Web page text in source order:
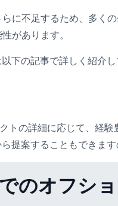
に不足するため、多く
があります。
下の記事で詳しく紹介
の詳細に応じて、経験
提案することもできます
のオフシ